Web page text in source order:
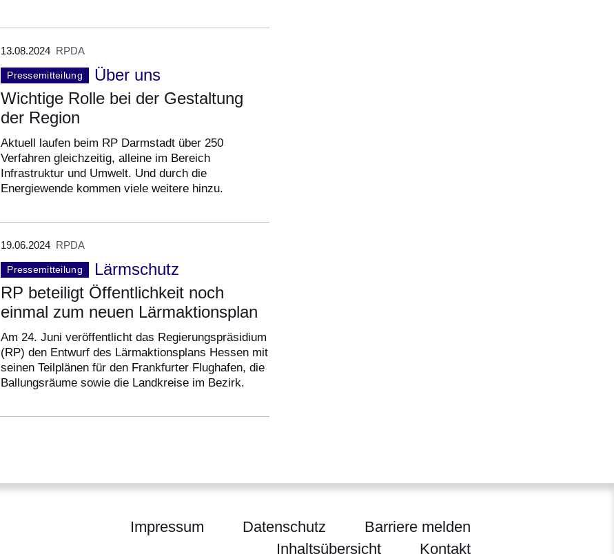
13.08.2024 RPDA
Pressemitteilung
Über uns
Wichtige Rolle bei der Gestaltung
der Region
Aktuell laufen beim RP Darmstadt über 250
Verfahren gleichzeitig, alleine im Bereich
Infrastruktur und Umwelt. Und durch die
Energiewende kommen viele weitere hinzu.
19.06.2024 RPDA
Pressemitteilung
Lärmschutz
RP beteiligt Öffentlichkeit noch
einmal zum neuen Lärmaktionsplan
Am 24. Juni veröffentlicht das Regierungspräsidium
(RP) den Entwurf des Lärmaktionsplans Hessen mit
seinen Teilplänen für den Frankfurter Flughafen, die
Ballungsräume sowie die Landkreise im Bezirk.
Impressum Datenschutz
Barriere melden
Inhaltsübersicht
Kontakt